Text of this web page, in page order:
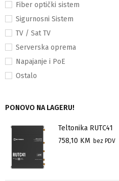
Fiber optički sistem
Sigurnosni Sistem
TV / Sat TV
Serverska oprema
Napajanje i PoE
Ostalo
PONOVO NA LAGERU!
Teltonika RUTC41
758,10 KM bez PDV